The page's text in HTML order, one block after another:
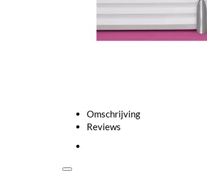
Omschrijving
Reviews